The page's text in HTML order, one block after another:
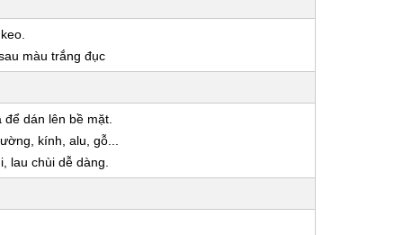
màu trắng đục
dán lên bề mặt.
kính, alu, gỗ...
lau chùi dễ dàng.